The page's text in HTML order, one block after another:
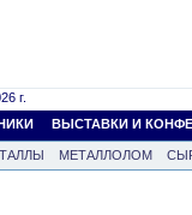
г.
ВЫСТАВКИ И
МЕТАЛЛОЛОМ